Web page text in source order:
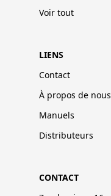
Voir tout
LIENS
Contact
À propos de nous
Manuels
Distributeurs
CONTACT